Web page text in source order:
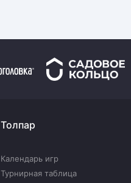
Толпар
Календарь игр
Турнирная таблица